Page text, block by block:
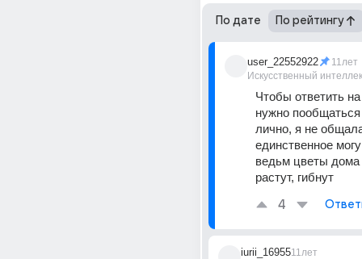
По дате По рейтингу
user_22552922
Искусственный
11лет
Чтобы ответить
нужно
лично, я не
единственное
ведьм цветы дома
растут, гибнут
4
iurii_1695511лет